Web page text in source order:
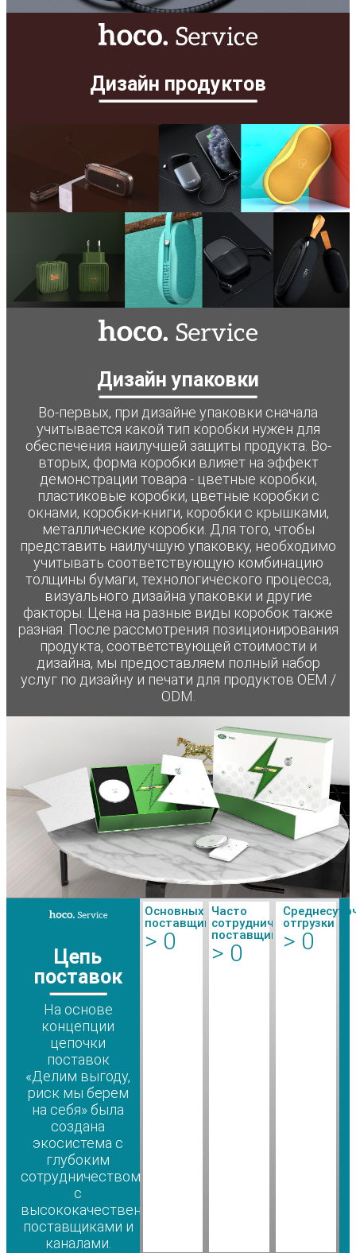
Дизайн продуктов
Дизайн упаковки
Во-первых, при дизайне упаковки сначала
учитывается какой тип коробки нужен для
обеспечения наилучшей защиты продукта. Во-
вторых, форма коробки влияет на эффект
демонстрации товара - цветные коробки,
пластиковые коробки, цветные коробки с
окнами, коробки-книги, коробки с крышками,
металлические коробки. Для того, чтобы
представить наилучшую упаковку, необходимо
учитывать соответствующую комбинацию
толщины бумаги, технологического процесса,
визуального дизайна упаковки и другие
факторы. Цена на разные виды коробок также
разная. После рассмотрения позиционирования
продукта, соответствующей стоимости и
дизайна, мы предоставляем полный набор
услуг по дизайну и печати для продуктов OEM /
ODM.
Цепь
поставок
На основе
концепции
цепочки
поставок
«Делим выгоду,
риск мы берем
на себя» была
создана
экосистема с
глубоким
сотрудничеством
с
высококачественными
поставщиками и
каналами.
Основных
поставщиков
> 0
Часто
сотрудничающих
поставщиков
> 0
отгрузки
> 0